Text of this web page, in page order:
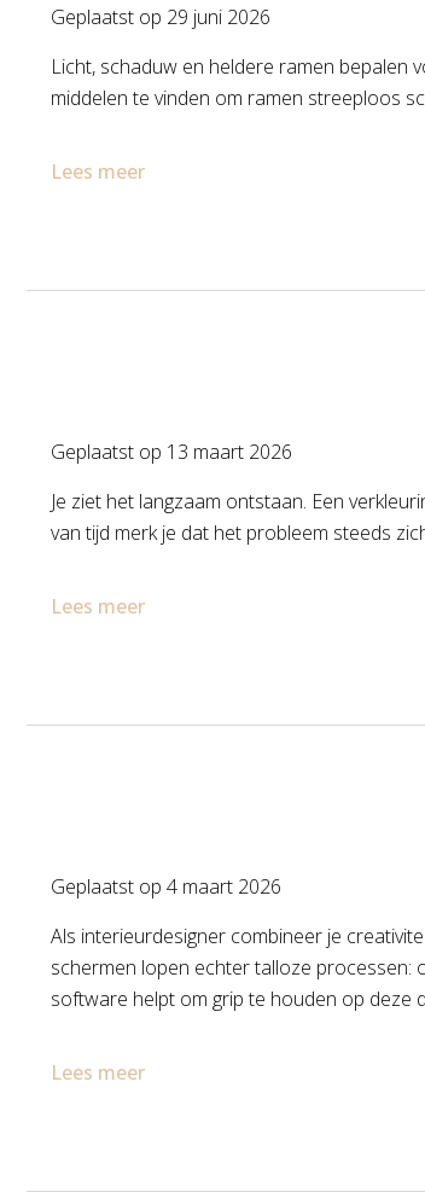
Geplaatst op 29 juni 2026
Licht, schaduw en heldere ramen bepalen
middelen te vinden om ramen streeploos
Lees meer
Geplaatst op 13 maart 2026
Je ziet het langzaam ontstaan. Een
van tijd merk je dat het probleem steeds
Lees meer
Geplaatst op 4 maart 2026
Als interieurdesigner combineer je
schermen lopen echter talloze processen:
software helpt om grip te houden op deze
Lees meer